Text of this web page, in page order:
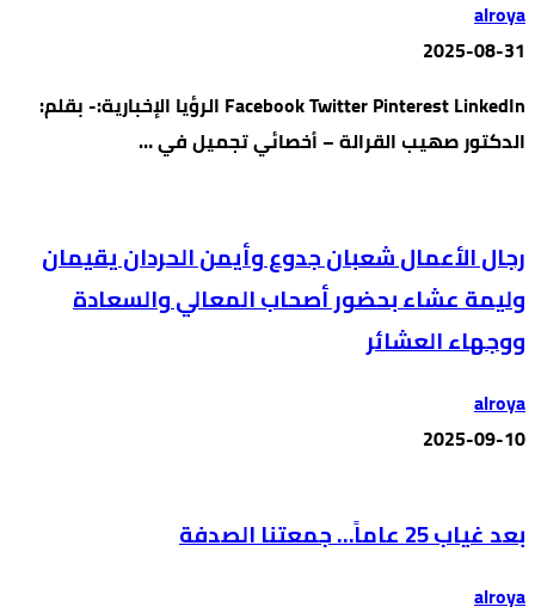
alroya
2025-08-31
Facebook Twitter Pinterest LinkedIn الرؤيا الإخبارية:- بقلم:
الدكتور صهيب القرالة – أخصائي تجميل في …
رجال الأعمال شعبان جدوع وأيمن الحردان يقيمان
وليمة عشاء بحضور أصحاب المعالي والسعادة
ووجهاء العشائر
alroya
2025-09-10
بعد غياب 25 عاماً… جمعتنا الصدفة
alroya